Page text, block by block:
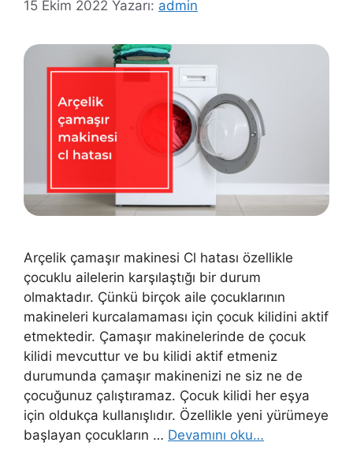
15 Ekim 2022 Yazarı: admin
Arçelik çamaşır makinesi Cl hatası özellikle
çocuklu ailelerin karşılaştığı bir durum
olmaktadır. Çünkü birçok aile çocuklarının
makineleri kurcalamaması için çocuk kilidini aktif
etmektedir. Çamaşır makinelerinde de çocuk
kilidi mevcuttur ve bu kilidi aktif etmeniz
durumunda çamaşır makinenizi ne siz ne de
çocuğunuz çalıştıramaz. Çocuk kilidi her eşya
için oldukça kullanışlıdır. Özellikle yeni yürümeye
başlayan çocukların … Devamını oku…